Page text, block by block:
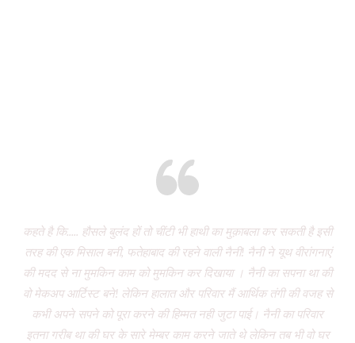
कहते है कि..... हौसले बुलंद हों तो चींटी भी हाथी का मुक़ाबला कर सकती है इसी
तरह की एक मिसाल बनी, फतेहाबाद की रहने वाली नैनी! नैनी ने यूथ वीरांगनाएं
की मदद से ना मुमकिन काम को मुमकिन कर दिखाया । नैनी का सपना था की
वो मेकअप आर्टिस्ट बने! लेकिन हालात और परिवार मैं आर्थिक तंगी की वजह से
कभी अपने सपने को पूरा करने की हिम्मत नही जुटा पाई। नैनी का परिवार
इतना गरीब था की घर के सारे मेम्बर काम करने जाते थे लेकिन तब भी वो घर